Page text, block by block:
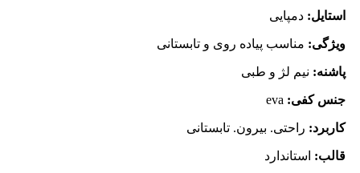
استایل: دمپایی
ویژگی: مناسب پیاده روی و تابستانی
پاشنه: نیم لژ و طبی
جنس کفی:
کاربرد: راحتی. بیرون. تابستانی
قالب: استاندارد